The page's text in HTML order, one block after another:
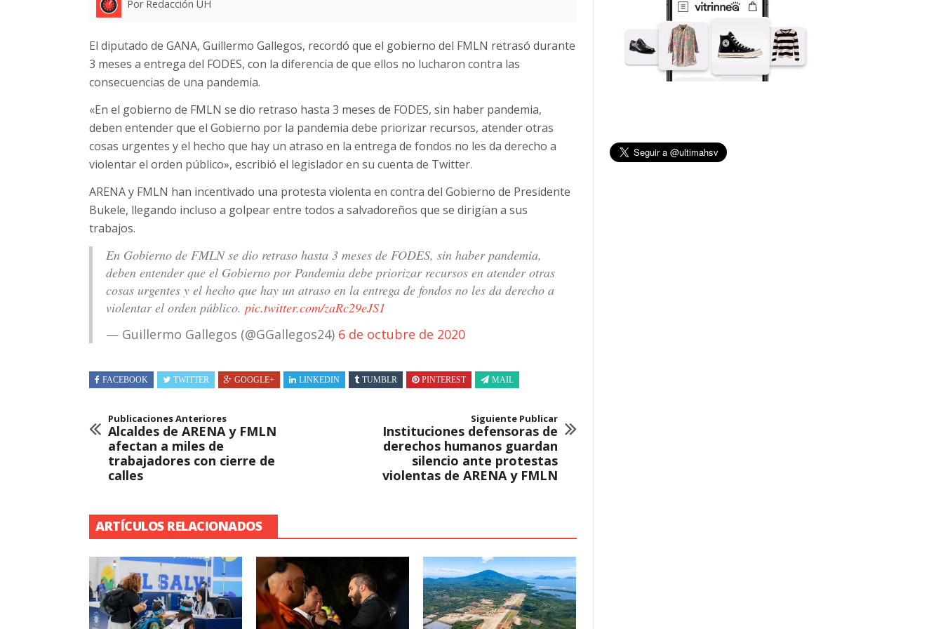
Por Redacción UH
El diputado de GANA, Guillermo Gallegos, recordó que el gobierno del FMLN retrasó durante
3 meses a entrega del FODES, con la diferencia de que ellos no lucharon contra las
consecuencias de una pandemia.
«En el gobierno de FMLN se dio retraso hasta 3 meses de FODES, sin haber pandemia,
deben entender que el Gobierno por la pandemia debe priorizar recursos, atender otras
cosas urgentes y el hecho que hay un atraso en la entrega de fondos no les da derecho a
violentar el orden público», escribió el legislador en su cuenta de Twitter.
ARENA y FMLN han incentivado una protesta violenta en contra del Gobierno de Presidente
Bukele, llegando incluso a golpear entre todos a salvadoreños que se dirigían a sus
trabajos.
En Gobierno de FMLN se dio retraso hasta 3 meses de FODES, sin haber pandemia,
deben entender que el Gobierno por Pandemia debe priorizar recursos en atender otras
cosas urgentes y el hecho que hay un atraso en la entrega de fondos no les da derecho a
violentar el orden público. pic.twitter.com/zaRc29eJS1
— Guillermo Gallegos (@GGallegos24) 6 de octubre de 2020
FACEBOOK TWITTER GOOGLE+ LINKEDIN TUMBLR PINTEREST MAIL
Publicaciones Anteriores
Alcaldes de ARENA y FMLN
afectan a miles de
trabajadores con cierre de
calles
Siguiente Publicar
Instituciones defensoras de
derechos humanos guardan
silencio ante protestas
violentas de ARENA y FMLN
ARTÍCULOS RELACIONADOS